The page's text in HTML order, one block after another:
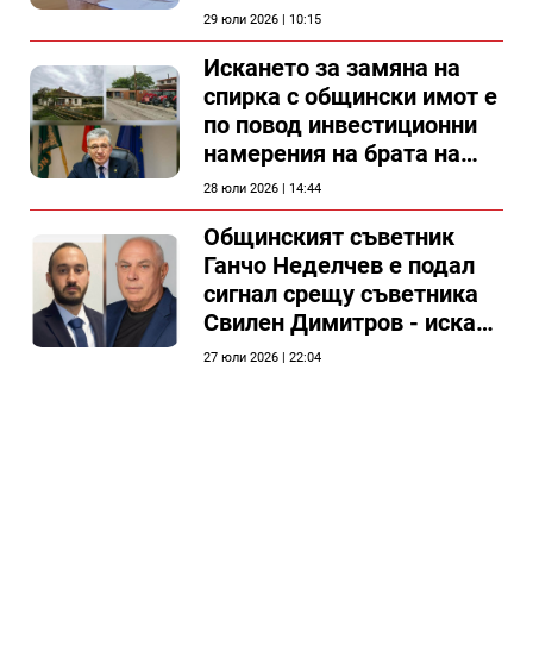
29 юли 2026 | 10:15
Искането за замяна на
спирка с общински имот е
по повод инвестиционни
намерения на брата на
председателя на
Общински съвет Силистра
28 юли 2026 | 14:44
Общинският съветник
Ганчо Неделчев е подал
сигнал срещу съветника
Свилен Димитров - иска
етичната комисия на
27 юли 2026 | 22:04